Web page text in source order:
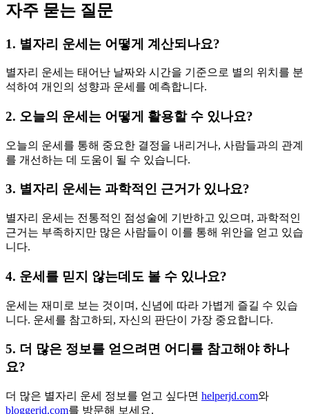
자주 묻는 질문
1. 별자리 운세는 어떻게 계산되나요?
별자리 운세는 태어난 날짜와 시간을 기준으로 별의 위치를 분
석하여 개인의 성향과 운세를 예측합니다.
2. 오늘의 운세는 어떻게 활용할 수 있나요?
오늘의 운세를 통해 중요한 결정을 내리거나, 사람들과의 관계
를 개선하는 데 도움이 될 수 있습니다.
3. 별자리 운세는 과학적인 근거가 있나요?
별자리 운세는 전통적인 점성술에 기반하고 있으며, 과학적인
근거는 부족하지만 많은 사람들이 이를 통해 위안을 얻고 있습
니다.
4. 운세를 믿지 않는데도 볼 수 있나요?
운세는 재미로 보는 것이며, 신념에 따라 가볍게 즐길 수 있습
니다. 운세를 참고하되, 자신의 판단이 가장 중요합니다.
5. 더 많은 정보를 얻으려면 어디를 참고해야 하나
요?
더 많은 별자리 운세 정보를 얻고 싶다면 helperjd.com와
bloggerjd.com를 방문해 보세요.